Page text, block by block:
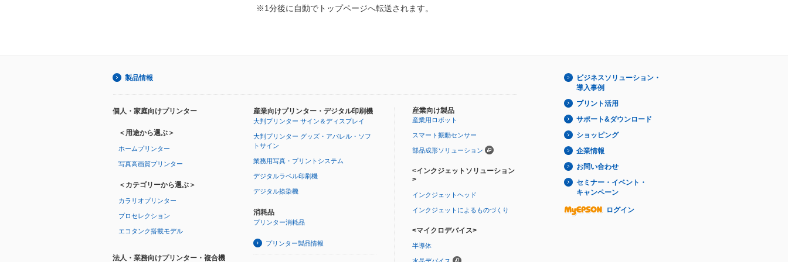
※1分後に自動でトップページへ転送されます。
製品情報
個人・家庭向けプリンター
＜用途から選ぶ＞
ホームプリンター
写真高画質プリンター
＜カテゴリーから選ぶ＞
カラリオプリンター
プロセレクション
エコタンク搭載モデル
法人・業務向けプリンター・複合機
産業向けプリンター・デジタル印刷機
大判プリンター サイン＆ディスプレイ
大判プリンター グッズ・アパレル・ソフ
トサイン
業務用写真・プリントシステム
デジタルラベル印刷機
デジタル捺染機
消耗品
プリンター消耗品
プリンター製品情報
産業向け製品
産業用ロボット
スマート振動センサー
部品成形ソリューション
<インクジェットソリューション
>
インクジェットヘッド
インクジェットによるものづくり
<マイクロデバイス>
半導体
ビジネスソリューション・
導入事例
プリント活用
サポート&ダウンロード
ショッピング
企業情報
お問い合わせ
セミナー・イベント・
キャンペーン
ログイン